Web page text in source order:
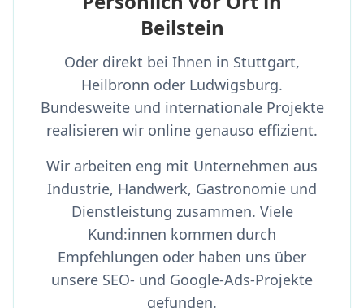
Beilstein
Oder direkt bei Ihnen in Stuttgart,
Heilbronn oder Ludwigsburg.
Bundesweite und internationale Projekte
realisieren wir online genauso effizient.
Wir arbeiten eng mit Unternehmen aus
Industrie, Handwerk, Gastronomie und
Dienstleistung zusammen. Viele
Kund:innen kommen durch
Empfehlungen oder haben uns über
unsere SEO- und Google-Ads-Projekte
gefunden.